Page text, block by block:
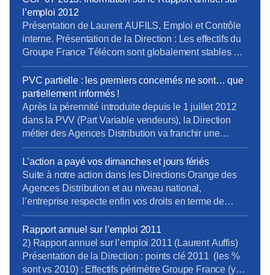
l’emploi 2012
Présentation de Laurent AUFILS, Emploi et Contrôle
interne. Présentation de la Direction : Les effectifs du
Groupe France Télécom sont globalement stables par
rapport à l’année 2012. Il est à noter que la filiale
Citivox ne fait pas partie des chiffres présentés mais
qu’elle ne représente pas une proportion significative
par rapport à l’ensemble du […]
PVC partielle : les premiers concernés ne sont… que
partiellement informés !
Après la pérennité introduite depuis le 1 juillet 2012
dans la PVV (Part Variable vendeurs), la Direction
métier des Agences Distribution va franchir une
nouvelle étape vers la PVC (Part Variable
Commerciale) dès le 1er juillet 2013, avec la PVC
partielle. La PVC définitive arrivera au T2 2014. Les
grands principes de ces nouvelles règles
apparaissent plutôt vertueux, tant pour les équipes
souvent, la Direction pèche dans la mise en œuvre :
toutes les règles ne sont pas limpides, et, à moins
d’un mois de la mise en place, près de la moitié des
managers et la quasi-totalité des équipes de vente
L’action a payé vos dimanches et jours fériés
Suite à notre action dans les Directions Orange des
Agences Distribution et au niveau national,
l’entreprise respecte enfin vos droits en terme de
rémunération des dimanches et jours fériés que vous
soyez vendeurs, conseillers techniques, adjoints ou
managers (CEA). TractAD
remuTravailDimancheFeries 2013 OK.pdf
Rapport annuel sur l’emploi 2011
2) Rapport annuel sur l’emploi 2011 (Laurent Auffis)
Présentation de la Direction : points clé 2011 (les %
sont vs 2010) : Effectifs périmètre Groupe France (yc